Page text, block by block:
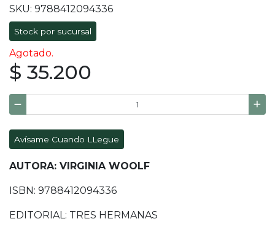
SKU: 9788412094336
Stock por sucursal
Agotado.
$ 35.200
Avísame Cuando LLegue
AUTORA: VIRGINIA WOOLF
ISBN: 9788412094336
EDITORIAL: TRES HERMANAS